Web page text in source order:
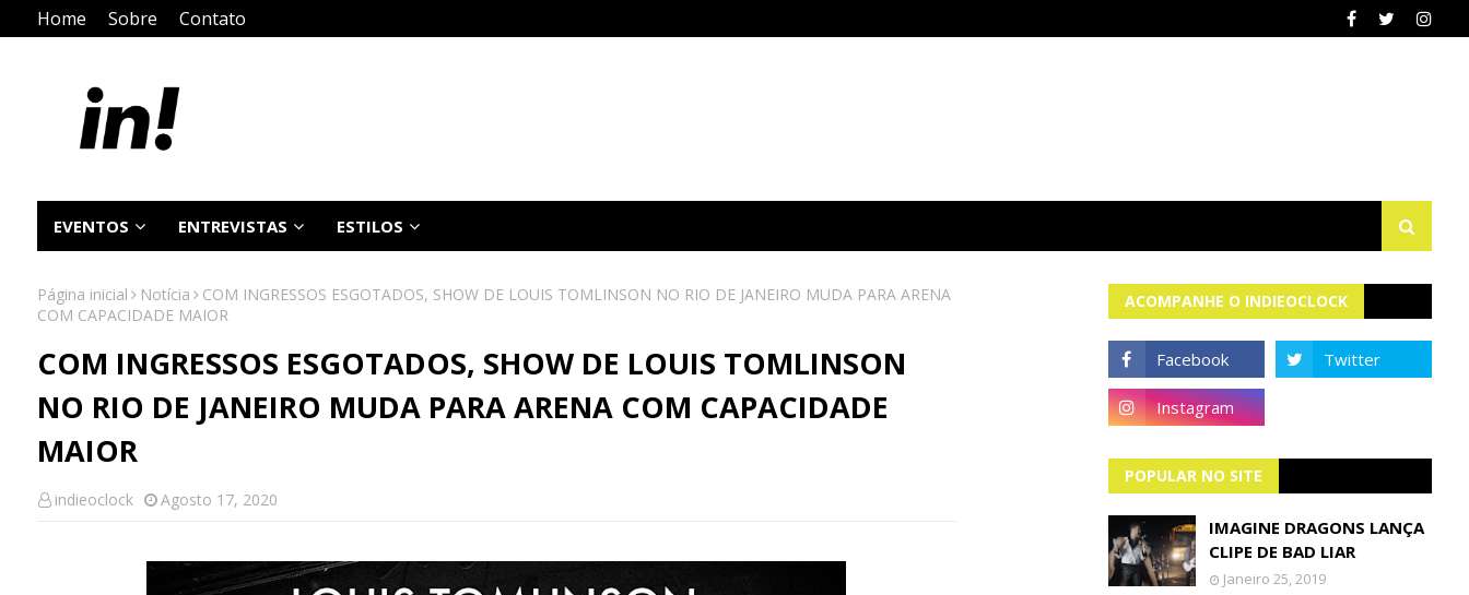
Home Sobre Contato
EVENTOS ENTREVISTAS ESTILOS
Página inicial Notícia
COM INGRESSOS ESGOTADOS, SHOW DE LOUIS TOMLINSON NO RIO DE JANEIRO MUDA PARA ARENA
COM CAPACIDADE MAIOR
COM INGRESSOS ESGOTADOS, SHOW DE LOUIS TOMLINSON
NO RIO DE JANEIRO MUDA PARA ARENA COM CAPACIDADE
MAIOR
indieoclock Agosto 17, 2020
ACOMPANHE O INDIEOCLOCK
POPULAR NO SITE
IMAGINE DRAGONS LANÇA
CLIPE DE BAD LIAR
Janeiro 25, 2019